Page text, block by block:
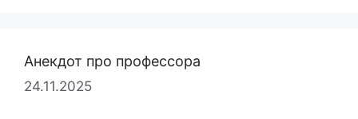
Анекдот про профессора
24.11.2025